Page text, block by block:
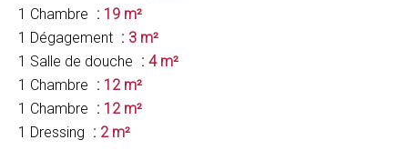
1 Chambre
19 m²
1 Dégagement
3 m²
1 Salle de douche
4 m²
1 Chambre
12 m²
1 Chambre
12 m²
1 Dressing
2 m²